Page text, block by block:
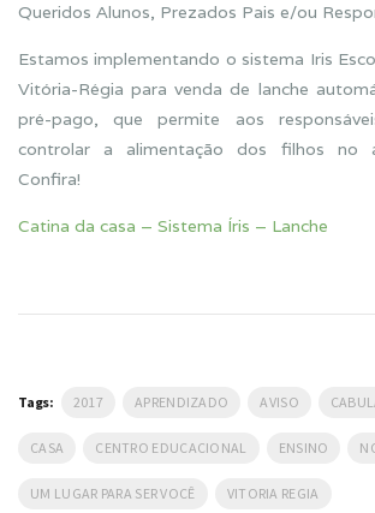
Queridos Alunos, Prezados Pais e/ou
Estamos implementando o sistema Iris
Vitória-Régia para venda de lanche
pré-pago, que permite aos
controlar a alimentação dos filhos no
Confira!
Catina da casa – Sistema Íris – Lanche
Tags: 2017 APRENDIZADO AVISO
CASA CENTRO EDUCACIONAL ENSINO
UM LUGAR PARA SER VOCÊ VITORIA REGIA